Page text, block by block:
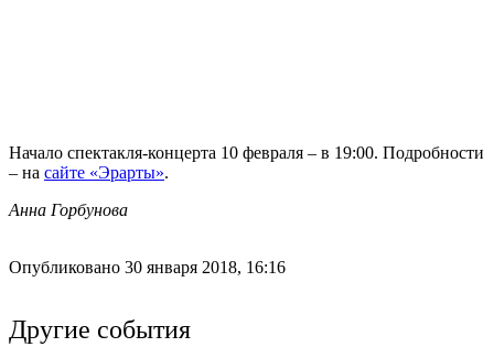
Начало спектакля-концерта 10 февраля – в 19:00. Подробности
– на сайте «Эрарты».
Анна Горбунова
Опубликовано 30 января 2018, 16:16
Другие события